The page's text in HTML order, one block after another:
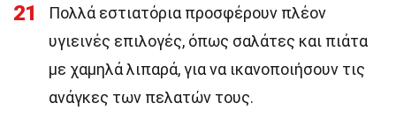
21
Πολλά εστιατόρια προσφέρουν πλέον
υγιεινές επιλογές, όπως σαλάτες και πιάτα
με χαμηλά λιπαρά, για να ικανοποιήσουν τις
ανάγκες των πελατών τους.